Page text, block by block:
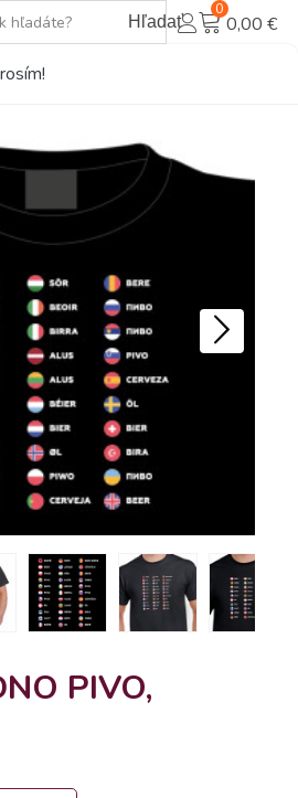
Hľadať
0
0,00 €
PIVO,